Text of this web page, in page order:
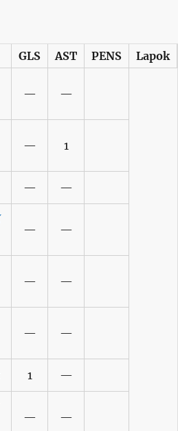
GLS AST PENS Lapok
— —
— 1
— —
— —
— —
— —
1 —
— —